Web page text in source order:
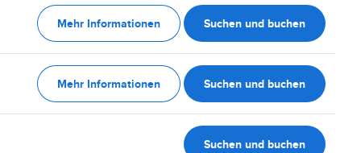
Mehr Informationen Suchen und buchen
Mehr Informationen Suchen und buchen
Suchen und buchen